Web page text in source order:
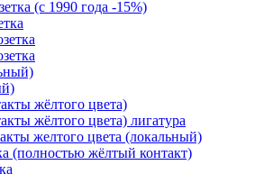
(с 1990 года -15%)
жёлтого цвета)
жёлтого цвета) лигатура
желтого цвета (локальный)
(полностью жёлтый контакт)